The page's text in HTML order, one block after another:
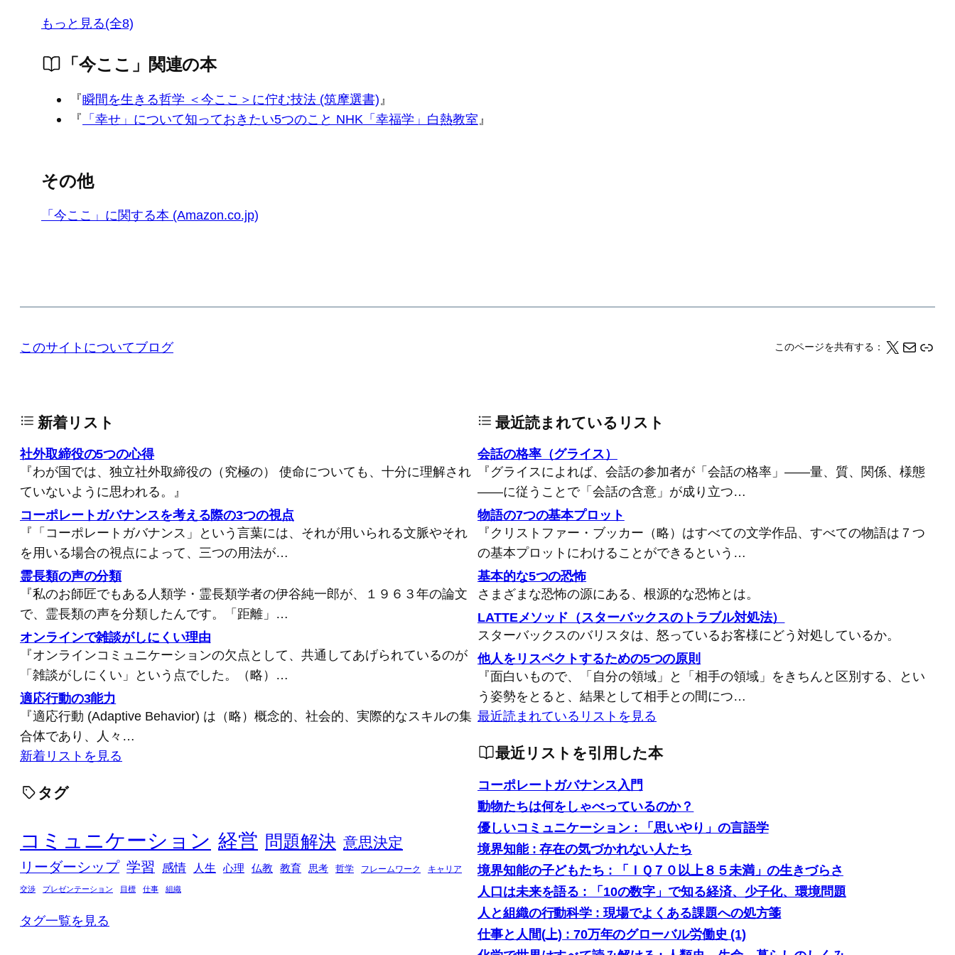
もっと見る(全8)
「今ここ」関連の本
『瞬間を生きる哲学 ＜今ここ＞に佇む技法 (筑摩選書) 』
『 「幸せ」について知っておきたい5つのこと NHK「幸福学」白熱教室 』
その他
「今ここ」に関する本 (Amazon.co.jp)
このサイトについてブログ このページを共有する： X メール このページの情報をクリップボードにコピーする
新着リスト
社外取締役の5つの心得
『わが国では、独立社外取締役の（究極の） 使命についても、十分に理解され
ていないように思われる。』
コーポレートガバナンスを考える際の3つの視点
『「コーポレートガバナンス」という言葉には、それが用いられる文脈やそれ
を用いる場合の視点によって、三つの用法が…
霊長類の声の分類
『私のお師匠でもある人類学・霊長類学者の伊谷純一郎が、１９６３年の論文
で、霊長類の声を分類したんです。「距離」…
オンラインで雑談がしにくい理由
『オンラインコミュニケーションの欠点として、共通してあげられているのが
「雑談がしにくい」という点でした。（略）…
適応行動の3能力
『適応行動 (Adaptive Behavior) は（略）概念的、社会的、実際的なスキルの集
合体であり、人々…
新着リストを見る
タグ
コミュニケーション 経営 問題解決 意思決定
リーダーシップ 学習 感情 人生 心理 仏教 教育 思考 哲学 フレームワーク キャリア
交渉 プレゼンテーション 目標 仕事 組織
タグ一覧を見る
最近読まれているリスト
会話の格率（グライス）
『グライスによれば、会話の参加者が「会話の格率」――量、質、関係、様態
――に従うことで「会話の含意」が成り立つ…
物語の7つの基本プロット
『クリストファー・ブッカー（略）はすべての文学作品、すべての物語は７つ
の基本プロットにわけることができるという…
基本的な5つの恐怖
さまざまな恐怖の源にある、根源的な恐怖とは。
LATTEメソッド（スターバックスのトラブル対処法）
スターバックスのバリスタは、怒っているお客様にどう対処しているか。
他人をリスペクトするための5つの原則
『面白いもので、「自分の領域」と「相手の領域」をきちんと区別する、とい
う姿勢をとると、結果として相手との間につ…
最近読まれているリストを見る
最近リストを引用した本
コーポレートガバナンス入門
動物たちは何をしゃべっているのか？
優しいコミュニケーション : 「思いやり」の言語学
境界知能 : 存在の気づかれない人たち
境界知能の子どもたち : 「ＩＱ７０以上８５未満」の生きづらさ
人口は未来を語る : 「10の数字」で知る経済、少子化、環境問題
人と組織の行動科学 : 現場でよくある課題への処方箋
仕事と人間(上) : 70万年のグローバル労働史 (1)